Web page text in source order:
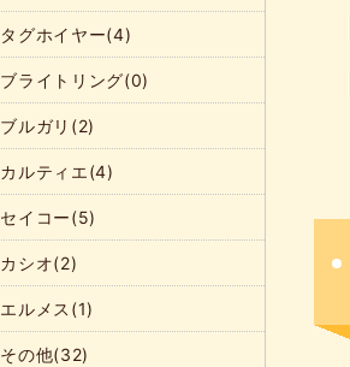
タグホイヤー(4)
ブライトリング(0)
ブルガリ(2)
カルティエ(4)
セイコー(5)
カシオ(2)
エルメス(1)
その他(32)